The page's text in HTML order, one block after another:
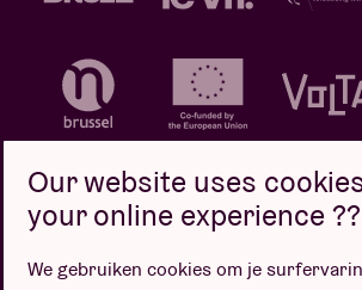
Privacybeleid Cookiebeleid
Our website uses
your online experience ??
We gebruiken cookies om je